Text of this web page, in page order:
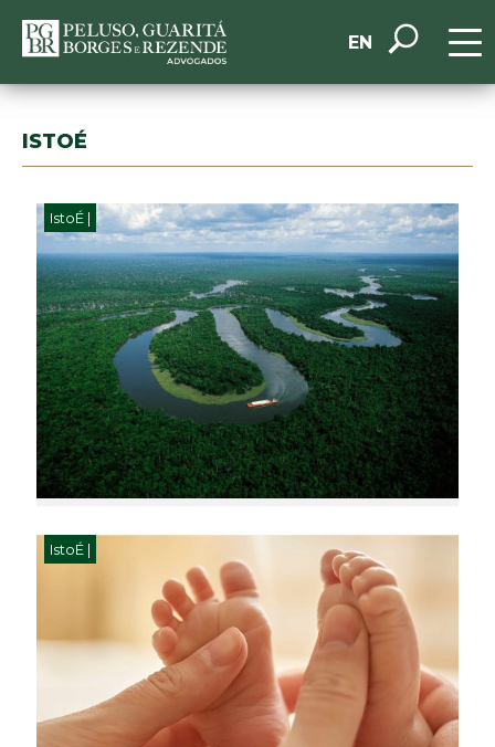
EN
ISTOÉ
IstoÉ |
IstoÉ |